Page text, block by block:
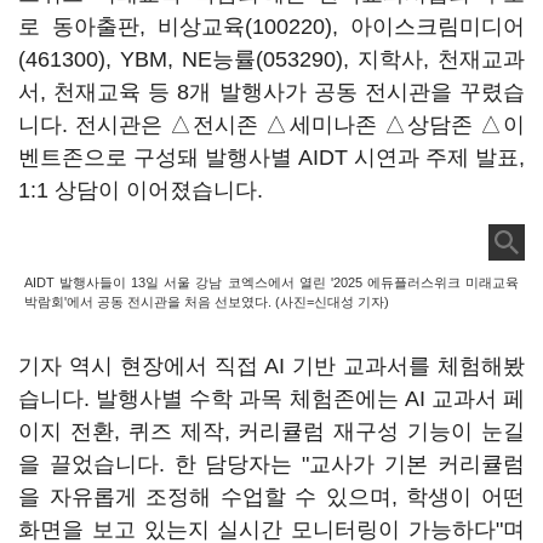
로 동아출판, 비상교육(100220), 아이스크림미디어
(461300), YBM, NE능률(053290), 지학사, 천재교과
서, 천재교육 등 8개 발행사가 공동 전시관을 꾸렸습
니다. 전시관은 △전시존 △세미나존 △상담존 △이
벤트존으로 구성돼 발행사별 AIDT 시연과 주제 발표,
1:1 상담이 이어졌습니다.
AIDT 발행사들이 13일 서울 강남 코엑스에서 열린 '2025 에듀플러스위크 미래교육
박람회'에서 공동 전시관을 처음 선보였다. (사진=신대성 기자)
기자 역시 현장에서 직접 AI 기반 교과서를 체험해봤
습니다. 발행사별 수학 과목 체험존에는 AI 교과서 페
이지 전환, 퀴즈 제작, 커리큘럼 재구성 기능이 눈길
을 끌었습니다. 한 담당자는 "교사가 기본 커리큘럼
을 자유롭게 조정해 수업할 수 있으며, 학생이 어떤
화면을 보고 있는지 실시간 모니터링이 가능하다"며